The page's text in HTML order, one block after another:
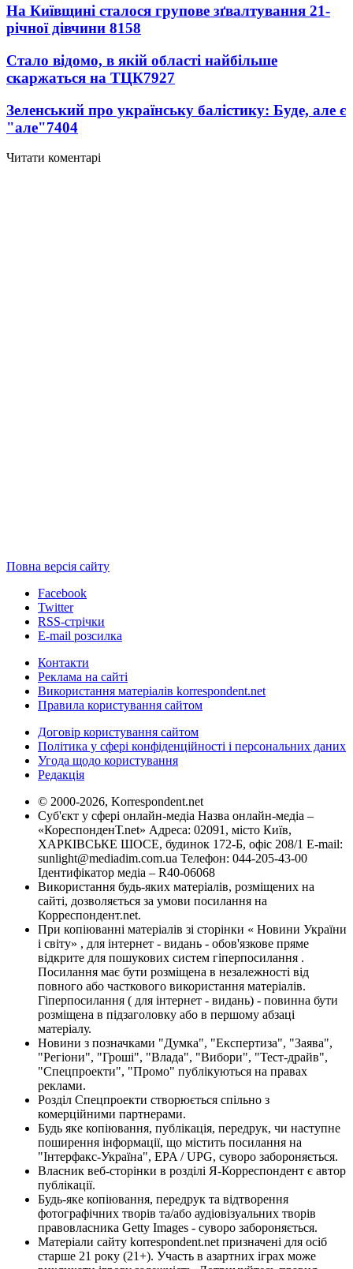
На Київщині сталося групове зґвалтування 21-
річної дівчини 8158
Стало відомо, в якій області найбільше
скаржаться на ТЦК7927
Зеленський про українську балістику: Буде, але є
"але"7404
Читати коментарі
Повна версія сайту
Facebook
Twitter
RSS-стрічки
E-mail розсилка
Контакти
Реклама на сайті
Використання матеріалів korrespondent.net
Правила користування сайтом
Договір користування сайтом
Політика у сфері конфіденційності і персональних даних
Угода щодо користування
Редакція
© 2000-2026, Korrespondent.net
Суб'єкт у сфері онлайн-медіа Назва онлайн-медіа –
«КореспонденТ.net» Адреса: 02091, місто Київ,
ХАРКІВСЬКЕ ШОСЕ, будинок 172-Б, офіс 208/1 E-mail:
sunlight@mediadim.com.ua Телефон: 044-205-43-00
Ідентифікатор медіа – R40-06068
Використання будь-яких матеріалів, розміщених на
сайті, дозволяється за умови посилання на
Корреспондент.net.
При копіюванні матеріалів зі сторінки « Новини України
і світу» , для інтернет - видань - обов'язкове пряме
відкрите для пошукових систем гіперпосилання .
Посилання має бути розміщена в незалежності від
повного або часткового використання матеріалів.
Гіперпосилання ( для інтернет - видань) - повинна бути
розміщена в підзаголовку або в першому абзаці
матеріалу.
Новини з позначками "Думка", "Експертиза", "Заява",
"Регіони", "Гроші", "Влада", "Вибори", "Тест-драйв",
"Спецпроекти", "Промо" публікуються на правах
реклами.
Розділ Спецпроекти створюється спільно з
комерційними партнерами.
Будь яке копіювання, публікація, передрук, чи наступне
поширення інформації, що містить посилання на
"Інтерфакс-Україна", EPA / UPG, суворо забороняється.
Власник веб-сторінки в розділі Я-Корреспондент є автор
публікації.
Будь-яке копіювання, передрук та відтворення
фотографічних творів та/або аудіовізуальних творів
правовласника Getty Images - суворо забороняється.
Матеріали сайту korrespondent.net призначені для осіб
старше 21 року (21+). Участь в азартних іграх може